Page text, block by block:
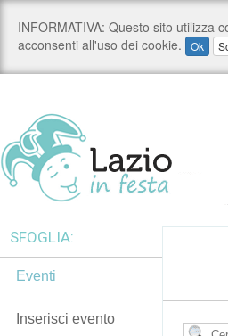
SFOGLIA:
Eventi
Inserisci evento